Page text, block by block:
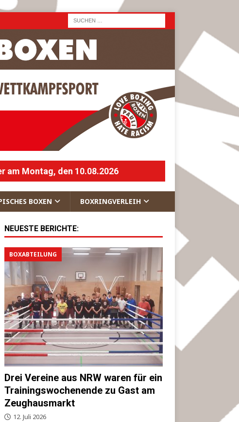
am Montag, den 10.08.2026
BOXEN BOXRINGVERLEIH
NEUESTE BERICHTE:
BOXABTEILUNG
Drei Vereine aus NRW waren für ein
Trainingswochenende zu Gast am
Zeughausmarkt
12. Juli 2026